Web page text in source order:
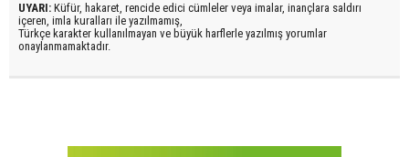
UYARI: Küfür, hakaret, rencide edici cümleler veya imalar, inançlara saldırı
içeren, imla kuralları ile yazılmamış,
Türkçe karakter kullanılmayan ve büyük harflerle yazılmış yorumlar
onaylanmamaktadır.